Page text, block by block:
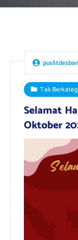
Tak
Selamat
Oktober